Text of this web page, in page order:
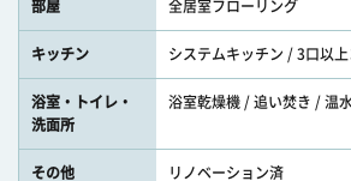
部屋 全居室フローリング
キッチン システムキッチン / 3口以上
浴室・トイレ・
洗面所
浴室乾燥機 / 追い焚き / 温
その他 リノベーション済